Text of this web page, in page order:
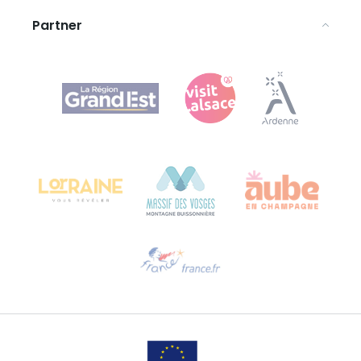
Agence Régionale du Tourisme Grand Est
Bureau de Colmar (sede operativa)
Contattaci per e-mail
Partner